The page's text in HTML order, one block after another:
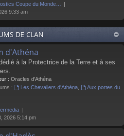
Coupe du Monde…
9:33 am
DE CLAN
d'Athéna
à la Protectrice de la Terre et à ses
: Oracles d'Athéna
:
Les Chevaliers d'Athéna,
Aux portes du
2026 5:14 pm